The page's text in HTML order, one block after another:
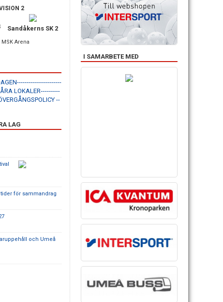
2
Sandåkerns SK 2
Arena
LOKALER----------
--
LAG
för sammandrag
och Umeå
I SAMARBETE MED